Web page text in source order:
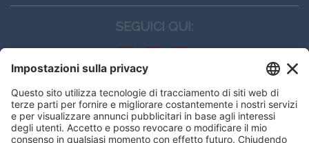
SEGUICI QUI:
CONTATTI
Edi.Ermes srl